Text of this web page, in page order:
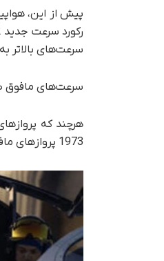
سرعت‌های بالاتر
سرعت‌های مافوق
1973 پروازهای مافوق صوت غیرنظامی را بر فراز خشکی ممنوع کرد.